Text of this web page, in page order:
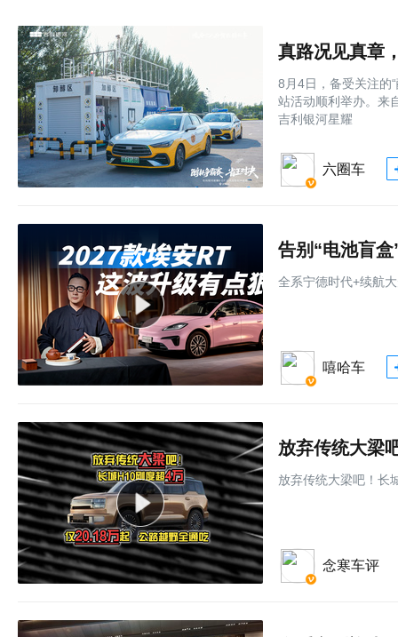
8月4日，备受关注的
站活动顺利举办。来
吉利银河星耀
六圈车
全系宁德时代+续航
嘻哈车
放弃传统大梁吧！长
念寒车评